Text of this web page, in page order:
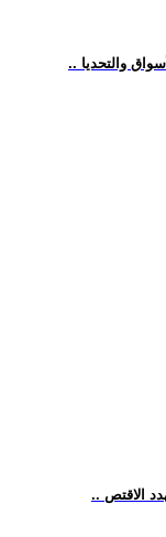
والتحديا
الاقتص